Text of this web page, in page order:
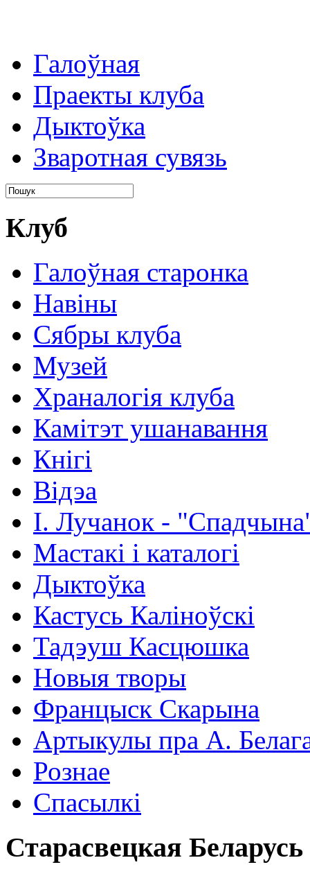
Галоўная
Праекты клуба
Дыктоўка
Зваротная сувязь
Клуб
Галоўная старонка
Навіны
Сябры клуба
Музей
Храналогія клуба
Камітэт ушанавання
Кнігі
Відэа
І. Лучанок -
Мастакі i каталогi
Дыктоўка
Кастусь Каліноўскі
Тадэуш Касцюшка
Новыя творы
Францыск Скарына
Артыкулы пра А.
Рознае
Спасылкі
Старасвецкая Беларусь